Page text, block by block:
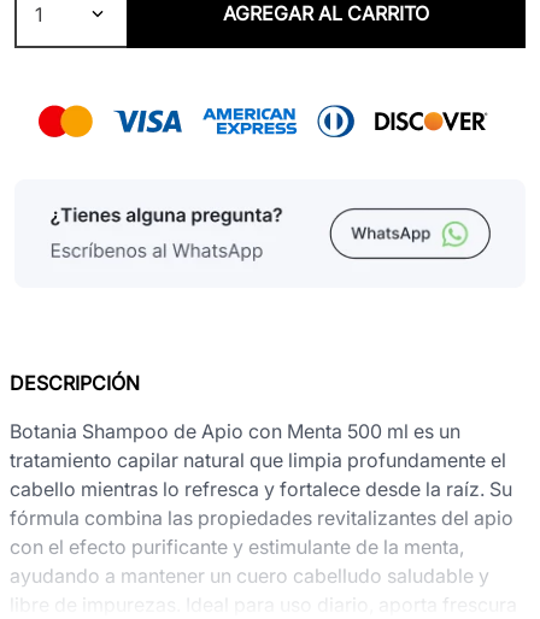
1 AGREGAR AL CARRITO
DESCRIPCIÓN
Botania Shampoo de Apio con Menta 500 ml es un
tratamiento capilar natural que limpia profundamente el
cabello mientras lo refresca y fortalece desde la raíz. Su
fórmula combina las propiedades revitalizantes del apio
con el efecto purificante y estimulante de la menta,
ayudando a mantener un cuero cabelludo saludable y
libre de impurezas. Ideal para uso diario, aporta frescura